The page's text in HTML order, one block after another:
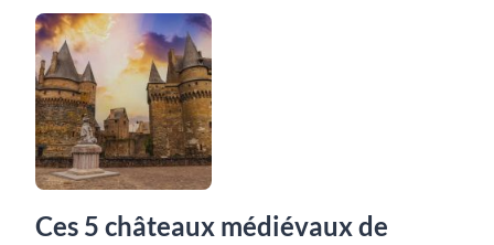
Ces 5 châteaux médiévaux de